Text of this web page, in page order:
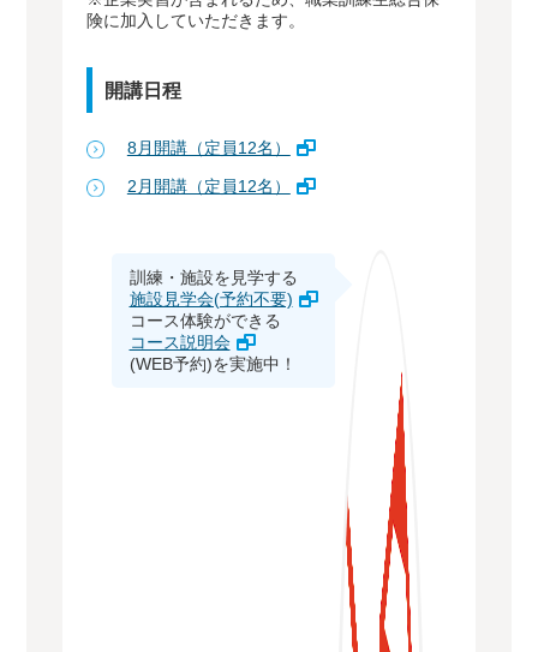
険に加入していただきます。
開講日程
8月開講（定員12名）
2月開講（定員12名）
訓練・施設を見学する
施設見学会(予約不要)
コース体験ができる
コース説明会
(WEB予約)を実施中！